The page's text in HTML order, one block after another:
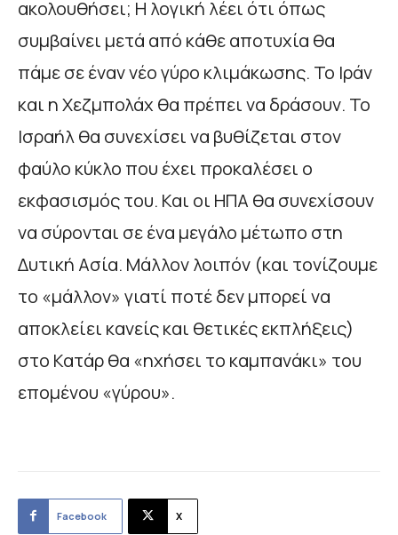
ακολουθήσει; Η λογική λέει ότι όπως
συμβαίνει μετά από κάθε αποτυχία θα
πάμε σε έναν νέο γύρο κλιμάκωσης. Το Ιράν
και η Χεζμπολάχ θα πρέπει να δράσουν. Το
Ισραήλ θα συνεχίσει να βυθίζεται στον
φαύλο κύκλο που έχει προκαλέσει ο
εκφασισμός του. Και οι ΗΠΑ θα συνεχίσουν
να σύρονται σε ένα μεγάλο μέτωπο στη
Δυτική Ασία. Μάλλον λοιπόν (και τονίζουμε
το «μάλλον» γιατί ποτέ δεν μπορεί να
αποκλείει κανείς και θετικές εκπλήξεις)
στο Κατάρ θα «ηχήσει το καμπανάκι» του
επομένου «γύρου».
Facebook X